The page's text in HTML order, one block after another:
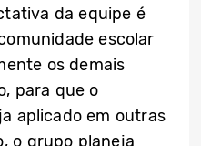
da equipe é
escolar
os demais
para que o
aplicado em outras
o grupo planeja